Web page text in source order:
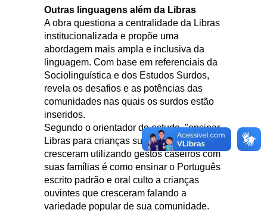
Outras linguagens além da Libras
A obra questiona a centralidade da Libras
institucionalizada e propõe uma
abordagem mais ampla e inclusiva da
linguagem. Com base em referenciais da
Sociolinguística e dos Estudos Surdos,
revela os desafios e as potências das
comunidades nas quais os surdos estão
inseridos.
Segundo o orientador do estudo, "ensinar
Libras para crianças surdas que
cresceram utilizando gestos caseiros com
suas famílias é como ensinar o Português
escrito padrão e oral culto a crianças
ouvintes que cresceram falando a
variedade popular de sua comunidade.